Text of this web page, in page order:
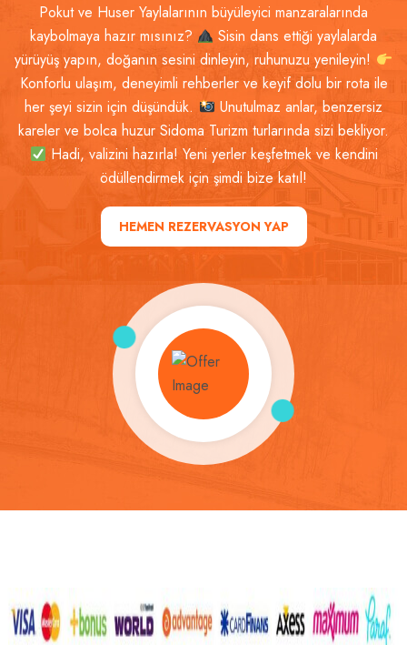
Pokut ve Huser Yaylalarının büyüleyici manzaralarında
kaybolmaya hazır mısınız?
Sisin dans ettiği yaylalarda
yürüyüş yapın, doğanın sesini dinleyin, ruhunuzu yenileyin!
Konforlu ulaşım, deneyimli rehberler ve keyif dolu bir rota ile
her şeyi sizin için düşündük.
Unutulmaz anlar, benzersiz
kareler ve bolca huzur Sidoma Turizm turlarında sizi bekliyor.
Hadi, valizini hazırla! Yeni yerler keşfetmek ve kendini
ödüllendirmek için şimdi bize katıl!
HEMEN REZERVASYON YAP